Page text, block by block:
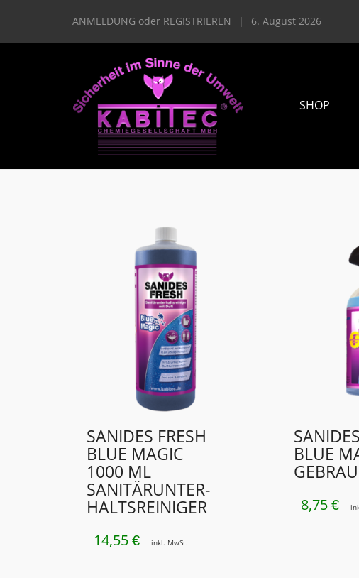
ANMELDUNG oder REGISTRIEREN | 6. August 2026
SHOP
SANIDES FRESH
BLUE MAGIC
1000 ML
SANITÄRUNTER­
HALTSREINIGER
14,55 € inkl. MwSt.
BLUE
8,75€